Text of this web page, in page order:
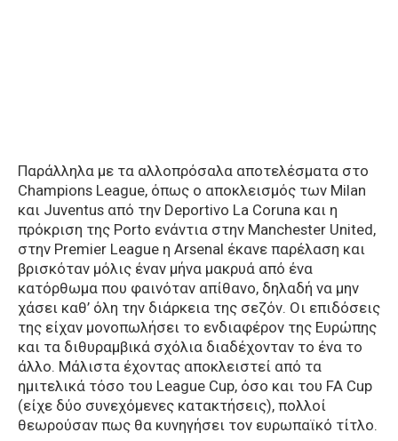
Παράλληλα με τα αλλοπρόσαλα αποτελέσματα στο
Champions League, όπως ο αποκλεισμός των Milan
και Juventus από την Deportivo La Coruna και η
πρόκριση της Porto ενάντια στην Manchester United,
στην Premier League η Arsenal έκανε παρέλαση και
βρισκόταν μόλις έναν μήνα μακρυά από ένα
κατόρθωμα που φαινόταν απίθανο, δηλαδή να μην
χάσει καθ’ όλη την διάρκεια της σεζόν. Οι επιδόσεις
της είχαν μονοπωλήσει το ενδιαφέρον της Ευρώπης
και τα διθυραμβικά σχόλια διαδέχονταν το ένα το
άλλο. Μάλιστα έχοντας αποκλειστεί από τα
ημιτελικά τόσο του League Cup, όσο και του FA Cup
(είχε δύο συνεχόμενες κατακτήσεις), πολλοί
θεωρούσαν πως θα κυνηγήσει τον ευρωπαϊκό τίτλο.